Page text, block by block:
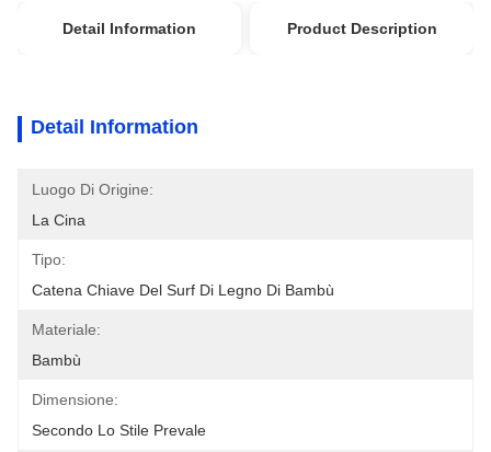
Detail Information Product Description
Detail Information
Luogo Di Origine:
La Cina
Tipo:
Catena Chiave Del Surf Di Legno Di Bambù
Materiale:
Bambù
Dimensione:
Secondo Lo Stile Prevale